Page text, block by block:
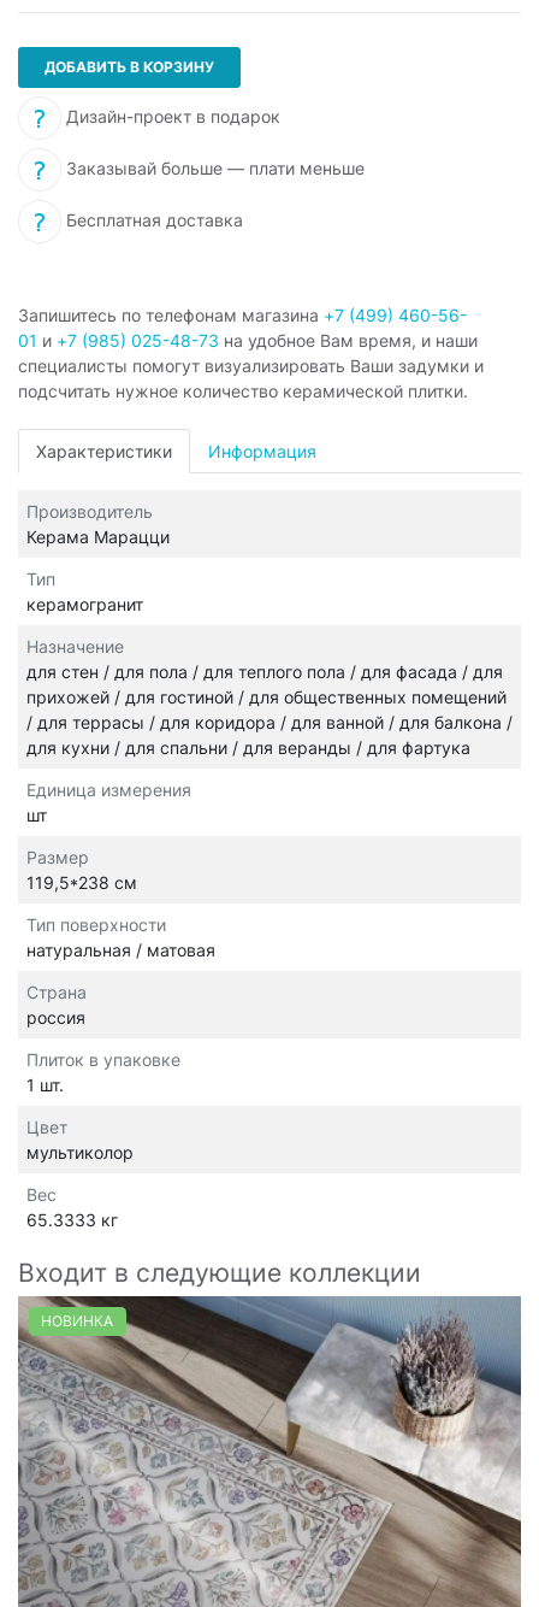
ДОБАВИТЬ В КОРЗИНУ
Дизайн-проект в подарок
Заказывай больше — плати меньше
Бесплатная доставка
Запишитесь по телефонам магазина +7 (499) 460-56-
01 и +7 (985) 025-48-73 на удобное Вам время, и наши
специалисты помогут визуализировать Ваши задумки и
подсчитать нужное количество керамической плитки.
Характеристики Информация
Производитель
Керама Марацци
Тип
керамогранит
Назначение
для стен / для пола / для теплого пола / для фасада / для
прихожей / для гостиной / для общественных помещений
/ для террасы / для коридора / для ванной / для балкона /
для кухни / для спальни / для веранды / для фартука
Единица измерения
шт
Размер
119,5*238 см
Тип поверхности
натуральная / матовая
Страна
россия
Плиток в упаковке
1 шт.
Цвет
мультиколор
Вес
65.3333 кг
Входит в следующие коллекции
НОВИНКА